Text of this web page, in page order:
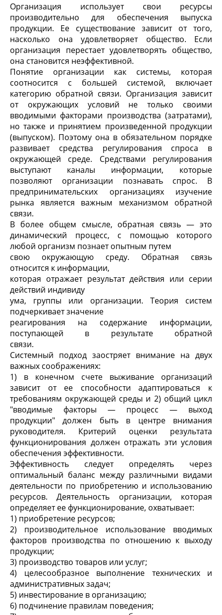
Организация использует свои ресурсы
производительно для обеспечения выпуска
продукции. Ее существование зависит от того,
насколько она удовлетворяет общество. Если
организация перестает удовлетворять общество,
она становится неэффективной.
Понятие организации как системы, которая
соотносится с большей системой, включает
категорию обратной связи. Организация зависит
от окружающих условий не только своими
вводимыми факторами производства (затратами),
но также и принятием произведенной продукции
(выпуском). Поэтому она в обязательном порядке
развивает средства регулирования спроса в
окружающей среде. Средствами регулирования
выступают каналы информации, которые
позволяют организации познавать спрос. В
предпринимательских организациях изучение
рынка является важным механизмом обратной
связи.
В более общем смысле, обратная связь — это
динамический процесс, с помощью которого
любой организм познает опытным путем
свою окружающую среду. Обратная связь
относится к информации,
которая отражает результат действия или серии
действий индивиду
ума, группы или организации. Теория систем
подчеркивает значение
реагирования на содержание информации,
поступающей в результате обратной
связи.
Системный подход заостряет внимание на двух
важных соображениях:
1) в конечном счете выживание организаций
зависит от ее способности адаптироваться к
требованиям окружающей среды и 2) общий цикл
"вводимые факторы — процесс — выход
продукции" должен быть в центре внимания
руководителя. Критерий оценки результата
функционирования должен отражать эти условия
обеспечения эффективности.
Эффективность следует определять через
оптимальный баланс между различными видами
деятельности по приобретению и использованию
ресурсов. Деятельность организации, которая
определяет ее функционирование, охватывает:
1) приобретение ресурсов;
2) производительное использование вводимых
факторов производства по отношению к выходу
продукции;
3) производство товаров или услуг;
4) целесообразное выполнение технических и
административных задач;
5) инвестирование в организацию;
6) подчинение правилам поведения;